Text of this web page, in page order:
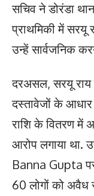
सचिव ने डोरंडा
प्राथमिकी में सरयू
उन्हें सार्वजनिक
दरअसल, सरयू राय
दस्तावेजों के आधार
राशि के वितरण में
आरोप लगाया था.
Banna Gupta
60 लोगों को अवैध